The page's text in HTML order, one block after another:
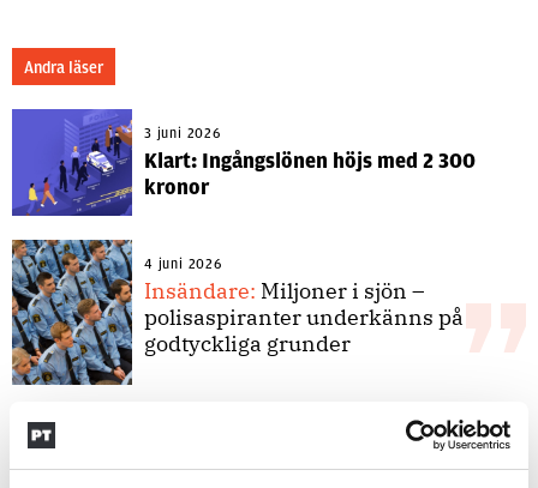
Andra läser
3 juni 2026
Klart: Ingångslönen höjs med 2 300
kronor
4 juni 2026
Insändare: Miljoner i sjön –
polisaspiranter underkänns på
godtyckliga grunder
Snart 20 år i tjänst